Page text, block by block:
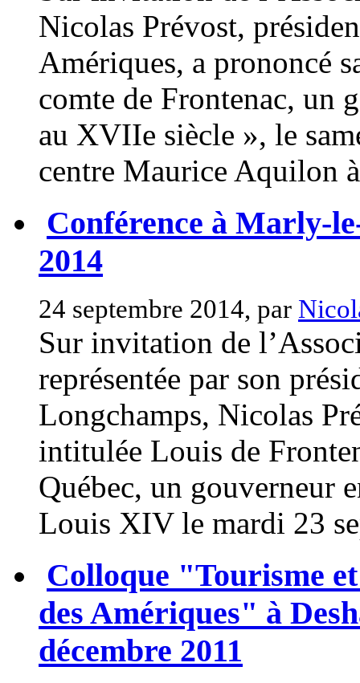
Nicolas Prévost,
Amériques, a prononcé
comte de Frontenac, un
au XVIIe siècle », le
centre Maurice Aquilon
Conférence à Marly-
2014
24 septembre 2014, par
Sur invitation de
représentée par son
Longchamps, Nicolas
intitulée Louis de
Québec, un gouverneur
Louis XIV le mardi 23
Colloque "Tourisme
des Amériques" à
décembre 2011